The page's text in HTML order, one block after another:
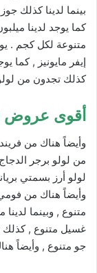
بينما لدينا كذلك
كما يوجد لدينا
متنوعة لكل كجم .
إيفر مايونيز , كما
كذلك تجدون من
أقوى عروض
وأيضاً هناك من
من لولو برجر
لولو أرز بسمتي
وأيضاً هناك من
متنوع , وبينما
غسيل متنوع , كذلك
جو متنوع , وأيضاً